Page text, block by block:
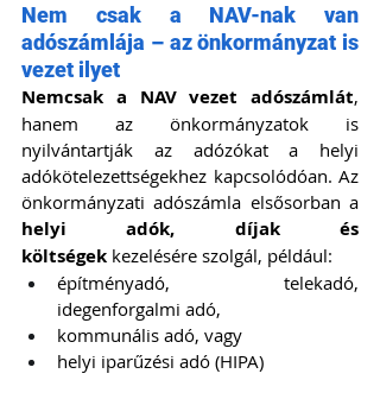
Nem csak a NAV-nak van
adószámlája – az önkormányzat is
vezet ilyet
Nemcsak a NAV vezet adószámlát,
hanem az önkormányzatok is
nyilvántartják az adózókat a helyi
adókötelezettségekhez kapcsolódóan. Az
helyi adók, díjak és
költségek kezelésére szolgál, például:
építményadó, telekadó,
idegenforgalmi adó,
kommunális adó, vagy
helyi iparűzési adó (HIPA)